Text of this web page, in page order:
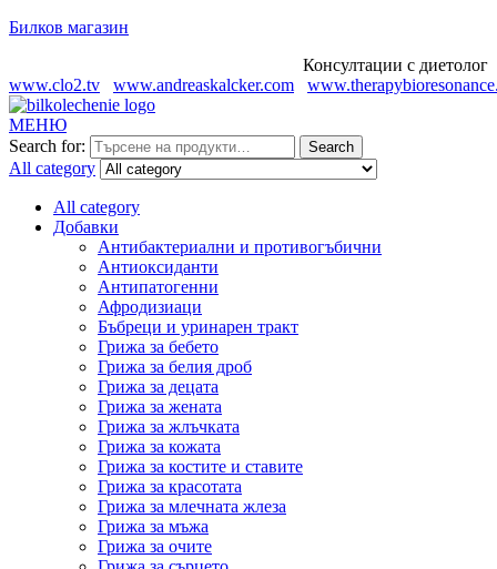
Билков магазин
Консултации с диетолог
www.clo2.tv
www.andreaskalcker.com
МЕНЮ
Search for:
Search
All category
All category
Добавки
Антибактериални и противогъбични
Антиоксиданти
Антипатогенни
Афродизиаци
Бъбреци и уринарен тракт
Грижа за бебето
Грижа за белия дроб
Грижа за децата
Грижа за жената
Грижа за жлъчката
Грижа за кожата
Грижа за костите и ставите
Грижа за красотата
Грижа за млечната жлеза
Грижа за мъжа
Грижа за очите